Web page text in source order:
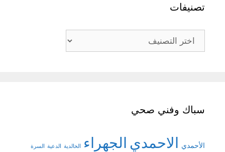
تصنيفات
تصنيفات
سباك وفني صحي
الأحمدي الاحمدي الجهراء الخالدية الدعية السرة